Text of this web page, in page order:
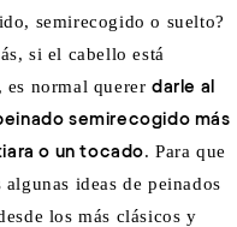
semirecogido o suelto?
si el cabello está
es normal quererdarle al
semirecogido más
o un tocado. Para que
ideas de peinados
los más clásicos y